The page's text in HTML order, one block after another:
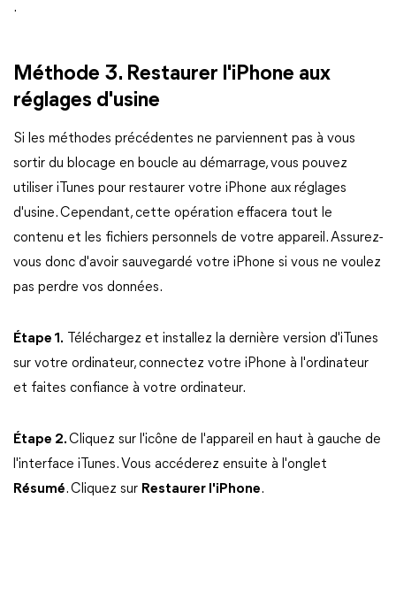
.
Méthode 3. Restaurer l'iPhone aux
réglages d'usine
Si les méthodes précédentes ne parviennent pas à vous
sortir du blocage en boucle au démarrage, vous pouvez
utiliser iTunes pour restaurer votre iPhone aux réglages
d'usine. Cependant, cette opération effacera tout le
contenu et les fichiers personnels de votre appareil. Assurez-
vous donc d'avoir sauvegardé votre iPhone si vous ne voulez
pas perdre vos données.
Étape 1. Téléchargez et installez la dernière version d'iTunes
sur votre ordinateur, connectez votre iPhone à l'ordinateur
et faites confiance à votre ordinateur.
Étape 2.Cliquez sur l'icône de l'appareil en haut à gauche de
l'interface iTunes. Vous accéderez ensuite à l'onglet
Résumé. Cliquez sur Restaurer l'iPhone.